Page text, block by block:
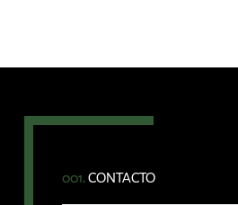
001.CONTACTO